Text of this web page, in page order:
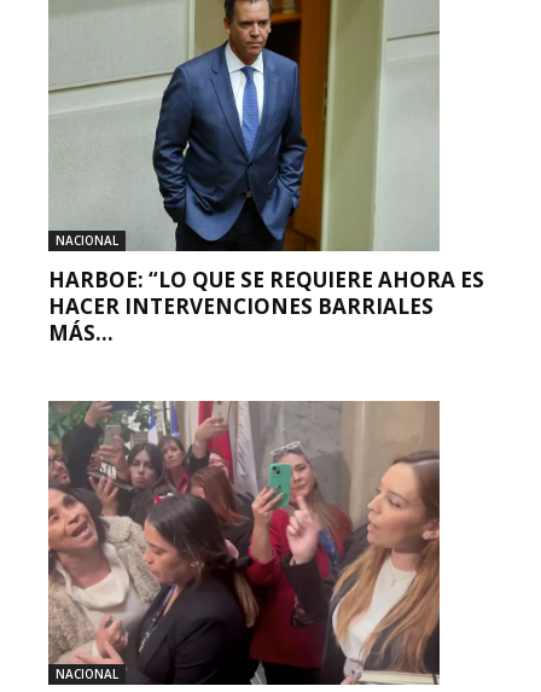
NACIONAL
HARBOE: “LO QUE SE REQUIERE AHORA ES
HACER INTERVENCIONES BARRIALES
MÁS...
NACIONAL